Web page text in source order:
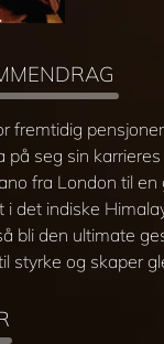
fremtidig
på seg sin
fra London til
i det indiske
bli den ultimate
styrke og skaper